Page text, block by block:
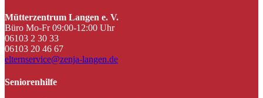
Mütterzentrum Langen e. V.
Büro Mo-Fr 09:00-12:00 Uhr
06103 2 30 33
06103 20 46 67
elternservice@zenja-langen.de
Seniorenhilfe